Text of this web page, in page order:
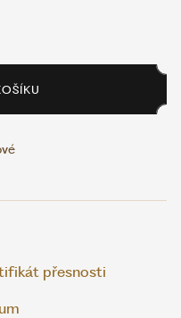
přesnosti